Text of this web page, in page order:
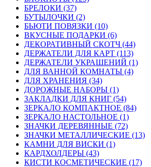
БРЕЛОКИ (37)
БУТЫЛОЧКИ (2)
БЬЮТИ ПОВЯЗКИ (10)
ВКУСНЫЕ ПОДАРКИ (6)
ДЕКОРАТИВНЫЙ СКОТЧ (44)
ДЕРЖАТЕЛИ ДЛЯ КАРТ (113)
ДЕРЖАТЕЛИ УКРАШЕНИЙ (1)
ДЛЯ ВАННОЙ КОМНАТЫ (4)
ДЛЯ ХРАНЕНИЯ (34)
ДОРОЖНЫЕ НАБОРЫ (1)
ЗАКЛАДКИ ДЛЯ КНИГ (54)
ЗЕРКАЛО КОМПАКТНОЕ (84)
ЗЕРКАЛО НАСТОЛЬНОЕ (1)
ЗНАЧКИ ДЕРЕВЯННЫЕ (72)
ЗНАЧКИ МЕТАЛЛИЧЕСКИЕ (13)
КАМНИ ДЛЯ ВИСКИ (1)
КАРДХОЛДЕРЫ (43)
КИСТИ КОСМЕТИЧЕСКИЕ (17)